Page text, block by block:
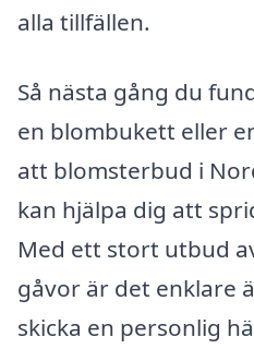
alla tillfällen.
Så nästa gång du
en blombukett eller
att blomsterbud i
kan hjälpa dig att
Med ett stort utbud
gåvor är det enklare
skicka en personlig